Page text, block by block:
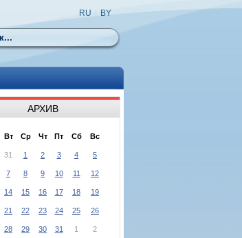
RU BY
АРХИВ
Вт Ср Чт Пт Сб Вс
31 1 2 3 4 5
7 8 9 10 11 12
14 15 16 17 18 19
21 22 23 24 25 26
28 29 30 31 1 2